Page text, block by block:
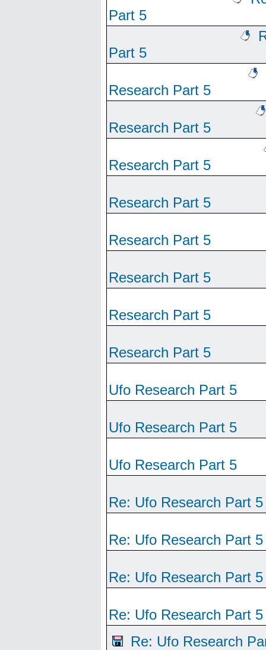
Part 5
Part 5
Research Part 5
Research Part 5
Research Part 5
Research Part 5
Research Part 5
Research Part 5
Research Part 5
Research Part 5
Ufo Research Part 5
Ufo Research Part 5
Ufo Research Part 5
Re: Ufo Research Part 5
Re: Ufo Research Part 5
Re: Ufo Research Part 5
Re: Ufo Research Part 5
Re: Ufo Research